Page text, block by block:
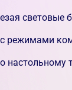
световые
режимами
настольному